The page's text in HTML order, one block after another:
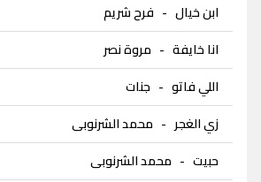
ابن خيال - فرح شريم
انا خايفة - مروة نصر
اللي فاتو - جنات
زي الغجر- محمد الشرنوبى
حبيت - محمد الشرنوبى